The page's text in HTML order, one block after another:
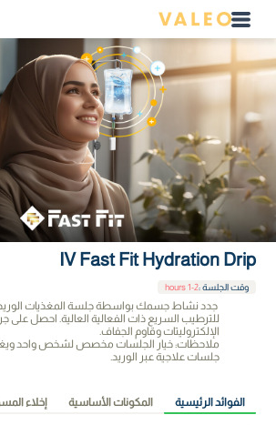
IV Fast Fit Hydration Drip
وقت الجلسة:
1-2 hours
جدد نشاط جسمك بواسطة جلسة المغذيات
للترطيب السريع ذات الفعالية العالية. احصل على
الإلكتروليتات وقاوم الجفاف.
ملاحظات: خيار الجلسات مخصص لشخص واحد
جلسات علاجية عبر الوريد.
الفوائد الرئيسية المكونات الأساسية إخلاء